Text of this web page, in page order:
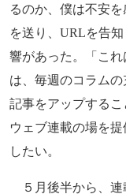
るのか、僕は不安
を送り、URLを告
響があった。「こ
は、毎週のコラム
記事をアップするこ
ウェブ連載の場を
したい。
５月後半から、連